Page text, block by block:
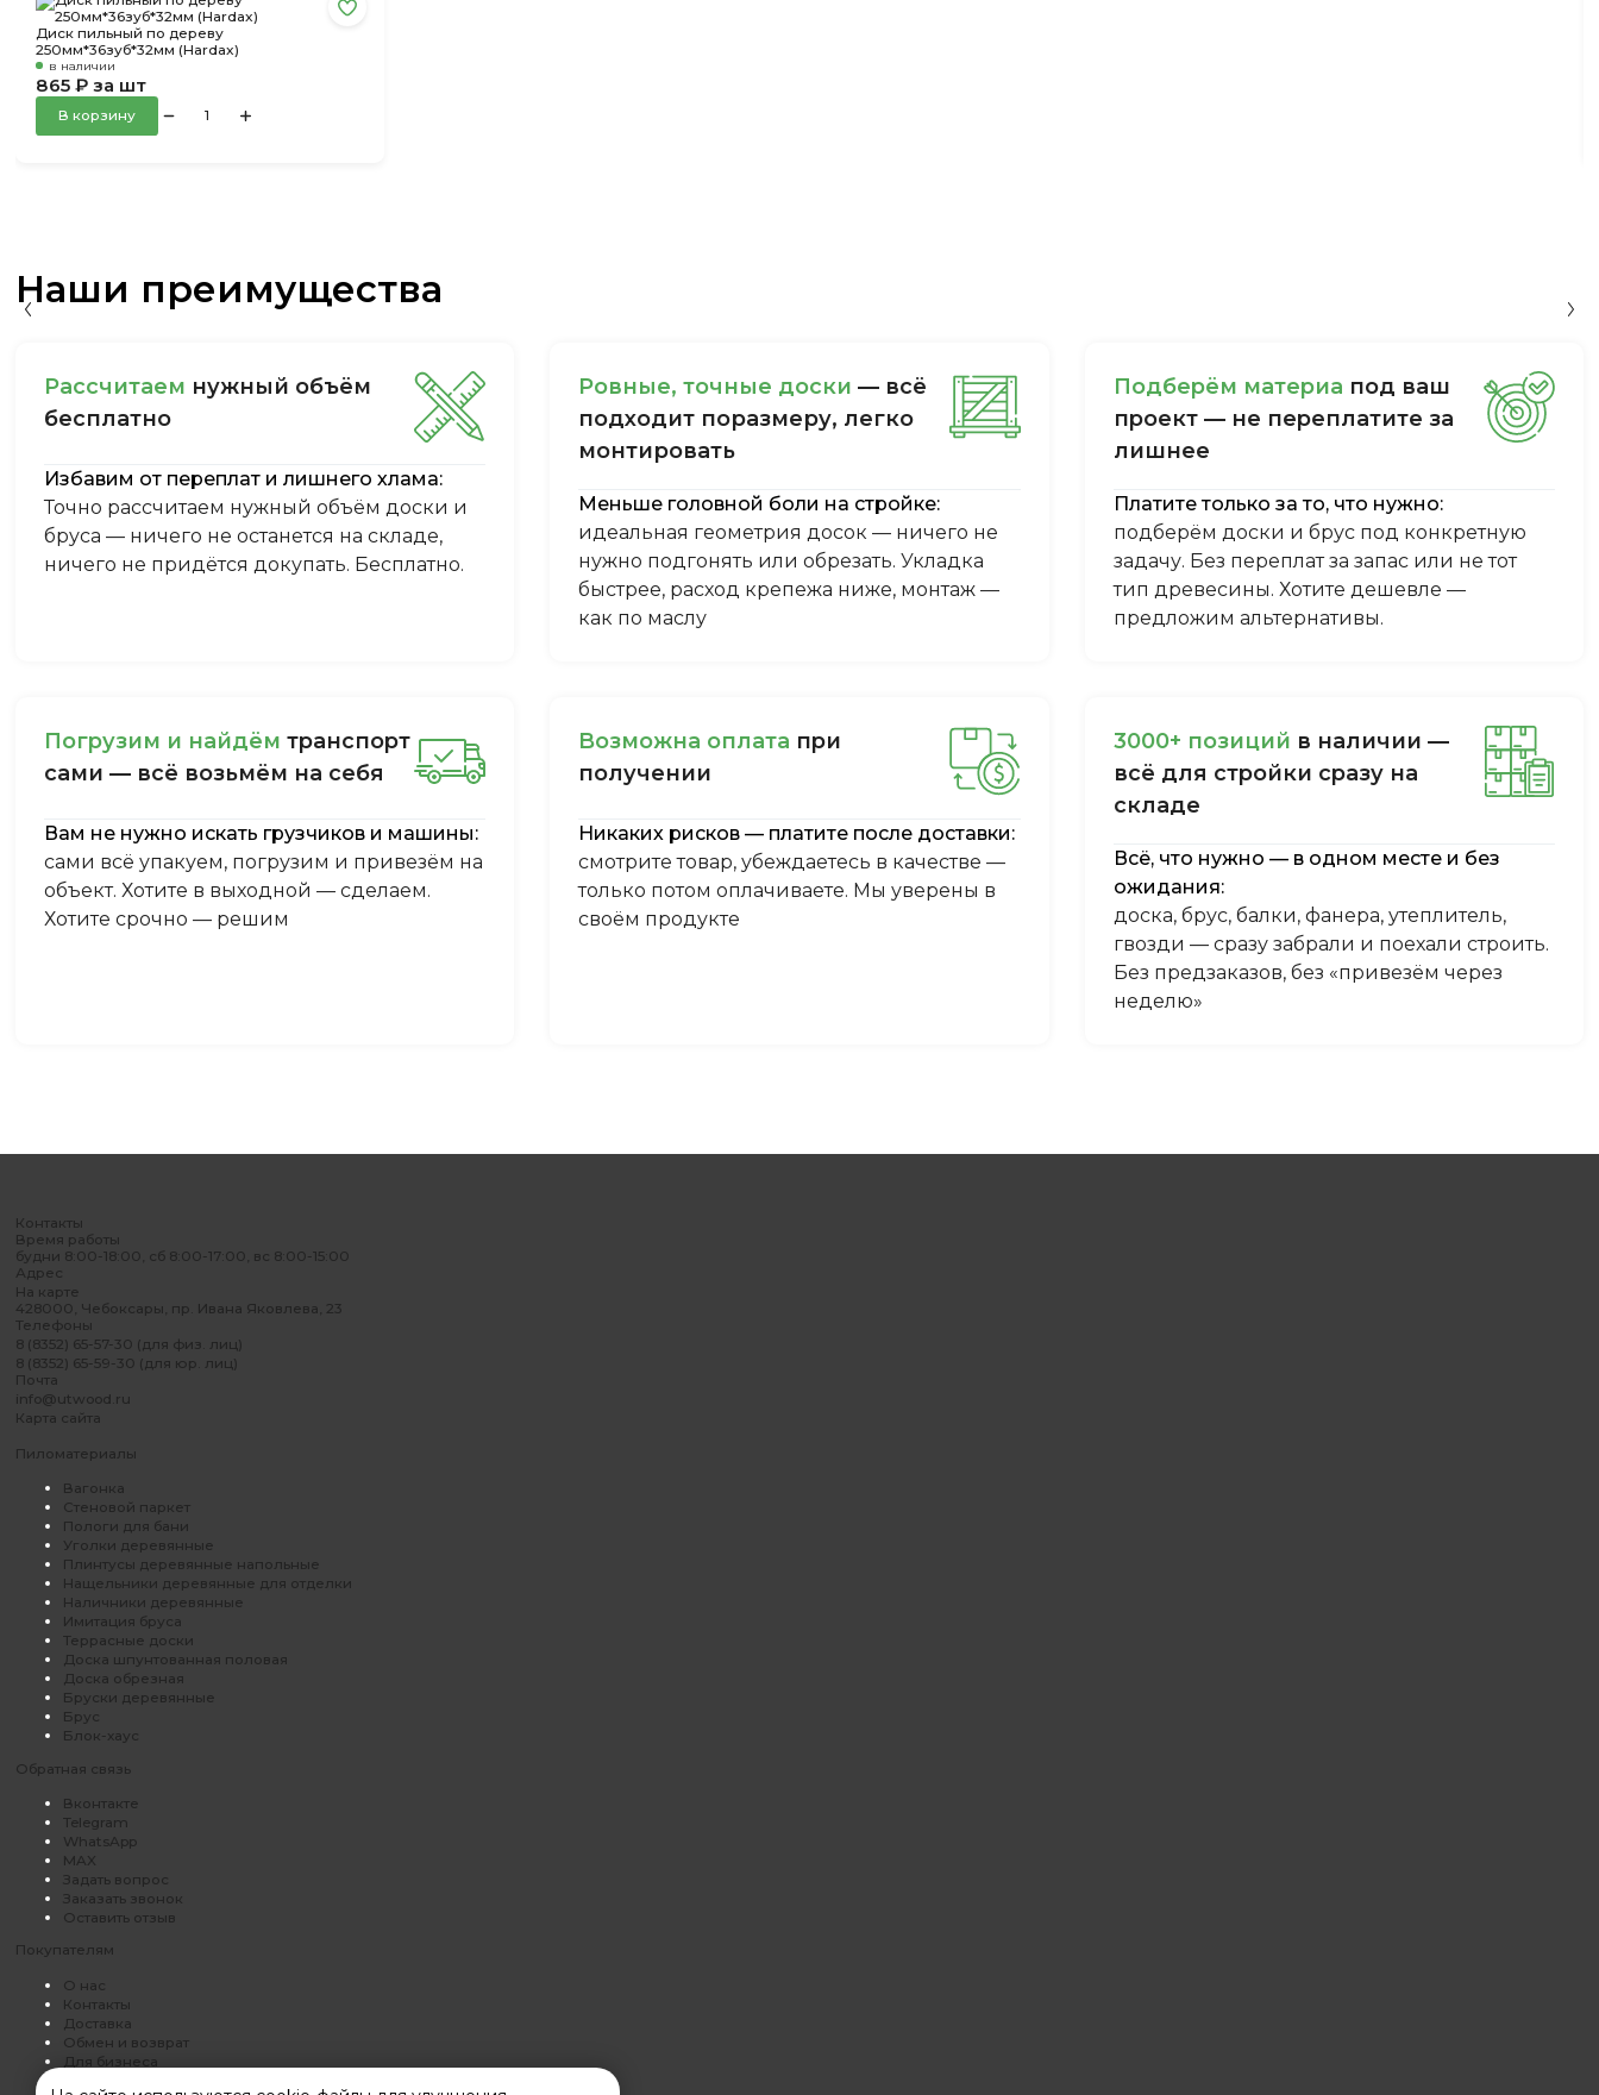
Диск пильный по дереву
250мм*36зуб*32мм (Hardax)
в наличии
865 ₽ за шт
В корзину
Наши преимущества
Рассчитаем нужный объём
бесплатно
Избавим от переплат и лишнего хлама:
Точно рассчитаем нужный объём доски и
бруса — ничего не останется на складе,
ничего не придётся докупать. Бесплатно.
Ровные, точные доски — всё
подходит поразмеру, легкo
монтировать
Меньше головной боли на стройке:
идеальная геометрия досок — ничего не
нужно подгонять или обрезать. Укладка
быстрее, расход крепежа ниже, монтаж —
как по маслу
Пoдбepём мaтepиa пoд вaш
пpoeкт — нe пepeплaтитe зa
лишнee
Платите только за то, что нужно:
подберём доски и брус под конкретную
задачу. Без переплат за запас или не тот
тип древесины. Хотите дешевле —
предложим альтернативы.
Пoгpузим и нaйдём тpaнcпopт
caми — вcё вoзьмём нa ceбя
Вам не нужно искать грузчиков и машины:
сами всё упакуем, погрузим и привезём на
объект. Хотите в выходной — сделаем.
Хотите срочно — решим
Boзмoжнa oплaтa пpи
пoлучeнии
Никаких рисков — платите после доставки:
смотрите товар, убеждаетесь в качестве —
только потом оплачиваете. Мы уверены в
своём продукте
3000+ пoзиций в нaличии —
вcё для cтpoйки cpaзу нa
cклaдe
Всё, что нужно — в одном месте и без
ожидания:
доска, брус, балки, фанера, утеплитель,
гвозди — сразу забрали и поехали строить.
Без предзаказов, без «привезём через
неделю»
Контакты
Время работы
будни 8:00-18:00, сб 8:00-17:00, вс 8:00-15:00
Адрес
На карте
428000, Чебоксары, пр. Ивана Яковлева, 23
Телефоны
8 (8352) 65-57-30 (для физ. лиц)
8 (8352) 65-59-30 (для юр. лиц)
Почта
info@utwood.ru
Карта сайта
Пиломатериалы
Вагонка
Стеновой паркет
Пологи для бани
Уголки деревянные
Плинтусы деревянные напольные
Нащельники деревянные для отделки
Наличники деревянные
Имитация бруса
Террасные доски
Доска шпунтованная половая
Доска обрезная
Бруски деревянные
Брус
Блок-хаус
Обратная связь
Вконтакте
Telegram
WhatsApp
MAX
Задать вопрос
Заказать звонок
Оставить отзыв
Покупателям
О нас
Контакты
Доставка
Обмен и возврат
Для бизнеса